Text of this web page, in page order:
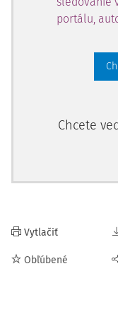
portálu,
Chcete
Vytlačiť
Obľúbené